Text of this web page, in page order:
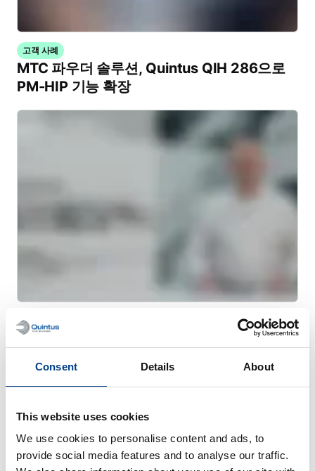
Consent Details About
This website uses cookies
We use cookies to personalise content and ads, to
provide social media features and to analyse our traffic.
고객 사례
MTC 파우더 솔루션, Quintus QIH 286으로
PM-HIP 기능 확장
웹 세미나
금속 3D 프린팅을 위한 열간 등방성 프레스